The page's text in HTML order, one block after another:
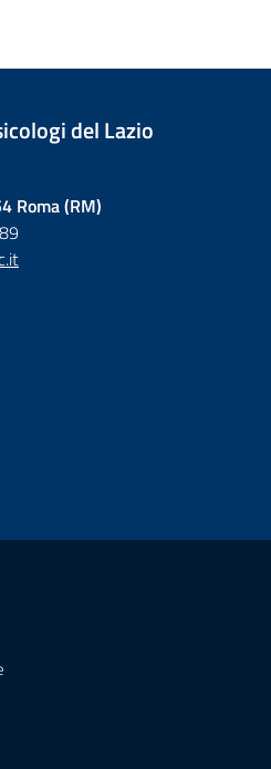
del Lazio
Roma (RM)
tab)
- new tab)
scheda - new tab)